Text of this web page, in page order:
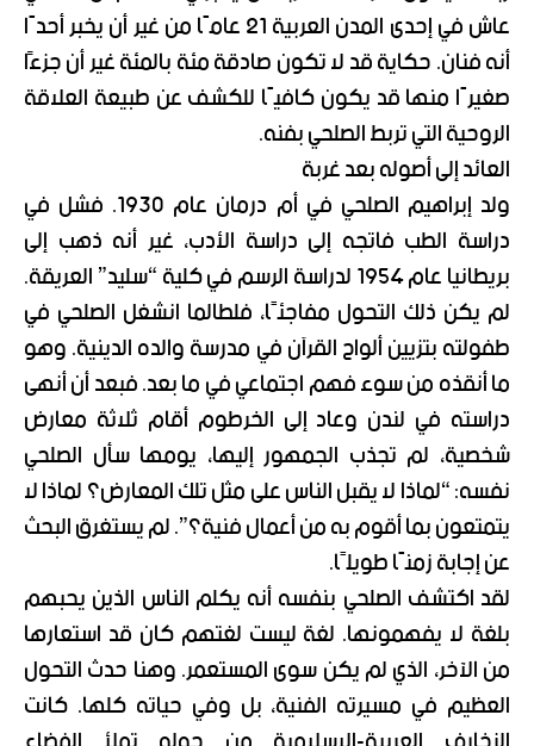
عاش في إحدى المدن العربية 21 عامًا من غير أن يخبر أحدًا
أنه فنان. حكاية قد لا تكون صادقة مئة بالمئة غير أن جزءًا
صغيرًا منها قد يكون كافيًا للكشف عن طبيعة العلاقة
الروحية التي تربط الصلحي بفنه.
العائد إلى أصوله بعد غربة
ولد إبراهيم الصلحي في أم درمان عام 1930. فشل في
دراسة الطب فاتجه إلى دراسة الأدب، غير أنه ذهب إلى
بريطانيا عام 1954 لدراسة الرسم في كلية “سليد” العريقة.
لم يكن ذلك التحول مفاجئًا، فلطالما انشغل الصلحي في
طفولته بتزيين ألواح القرآن في مدرسة والده الدينية. وهو
ما أنقذه من سوء فهم اجتماعي في ما بعد. فبعد أن أنهى
دراسته في لندن وعاد إلى الخرطوم أقام ثلاثة معارض
شخصية، لم تجذب الجمهور إليها، يومها سأل الصلحي
نفسه: “لماذا لا يقبل الناس على مثل تلك المعارض؟ لماذا لا
يتمتعون بما أقوم به من أعمال فنية؟”. لم يستغرق البحث
عن إجابة زمنًا طويلًا.
لقد اكتشف الصلحي بنفسه أنه يكلم الناس الذين يحبهم
بلغة لا يفهمونها. لغة ليست لغتهم كان قد استعارها
من الآخر، الذي لم يكن سوى المستعمر. وهنا حدث التحول
العظيم في مسيرته الفنية، بل وفي حياته كلها. كانت